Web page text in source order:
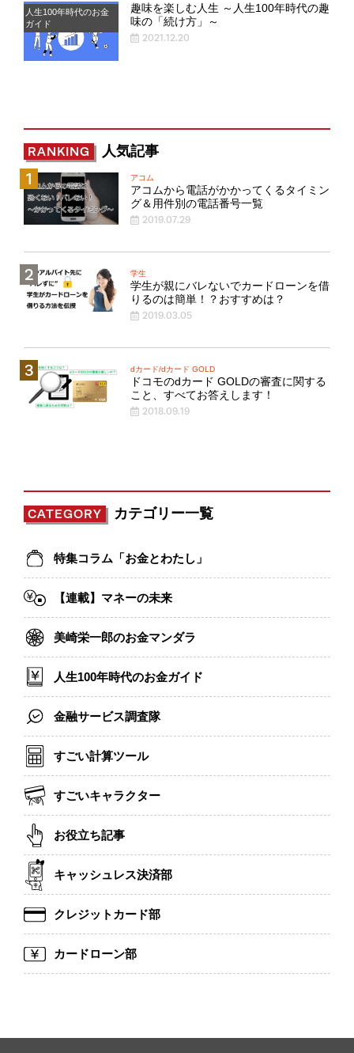
人生100年時代のお金
ガイド
趣味を楽しむ人生 ～人生100年時代の趣
味の「続け方」～
2021.12.20
RANKING 人気記事
アコム
アコムから電話がかかってくるタイミン
グ＆用件別の電話番号一覧
2019.07.29
学生
学生が親にバレないでカードローンを借
りるのは簡単！？おすすめは？
2019.03.05
dカード/dカード GOLD
ドコモのdカード GOLDの審査に関する
こと、すべてお答えします！
2018.09.19
CATEGORY カテゴリー一覧
特集コラム「お金とわたし」
【連載】マネーの未来
美崎栄一郎のお金マンダラ
人生100年時代のお金ガイド
金融サービス調査隊
すごい計算ツール
すごいキャラクター
お役立ち記事
キャッシュレス決済部
クレジットカード部
カードローン部